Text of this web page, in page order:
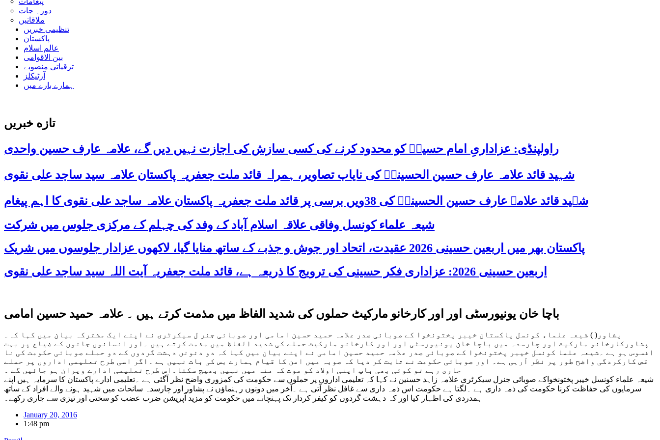
دورہ جات
ملاقاتیں
تنظیمی خبریں
پاکستان
عالم اسلام
بین الاقوامی
ترقیاتی منصوبے
آرٹیکلز
ہمارے بارے میں
تازه خبریں
راولپنڈی: عزاداریِ امام حسینؑ کو محدود کرنے کی کسی سازش کی اجازت نہیں دیں گے، علامہ عارف حسین واحدی
شہید قائد علامہ عارف حسین الحسینیؒ کی نایاب تصاویر، ہمراہ قائد ملت جعفریہ پاکستان علامہ سید ساجد علی نقوی
شہید قائد علامہ عارف حسین الحسینیؒ کی 38ویں برسی پر قائد ملت جعفریہ پاکستان علامہ ساجد علی نقوی کا اہم پیغام
شیعہ علماء کونسل وفاقی علاقہ اسلام آباد کے وفد کی چہلم کے مرکزی جلوس میں شرکت
پاکستان بھر میں اربعین حسینی 2026 عقیدت، اتحاد اور جوش و جذبے کے ساتھ منایا گیا، لاکھوں عزادار جلوسوں میں شریک
اربعین حسینی 2026: عزاداری فکر حسینی کی ترویج کا ذریعہ ہے، قائد ملت جعفریہ آیت اللہ سید ساجد علی نقوی
باچا خان یونیورسٹی اور اور کارخانو مارکیٹ حملوں کی شدید الفاظ میں مذمت کرتے ہیں ۔ علامہ حمید حسین امامی
پشاور( ) شیعہ علماء کونسل پاکستان خیبر پختونخوا کے صوبائی صدر علامہ حمید حسین امامی اور صوبائی جنر ل سیکرٹری نے اپنے ایک مشترکہ بیان میں کہا کہ۔
پشاورکارخانو مارکیٹ اور چارسدہ میں باچا خان یونیورسٹی اور اور کارخانو مارکیٹ حملے کی شدید الفاظ میں مذمت کرتے ہیں ۔اور انسانوں جانوں کے ضیاع پر بہت
افسوس ہو ہے ۔شیعہ علما کونسل خیبر پختونخوا کے صوبائی صدر علامہ حمید حسین امامی نے اپنے بیان میں کہا کہ دو دنونں دہشت گردوں کے دو حملے صوبائی حکومت کی نا
قص کارکردگی واضح طور پر نظر آرہی ہے۔ اور صوبائی حکومت نے ثابت کر دیا کہ صوبہ میں امن کا قیام ہمارے بس کی بات نہیں ہے ۔اگر اسی طرح تعلیمی اداروں پر حملے
جاری رہے تو کوئی بھی باپ اپنی اولاد کو موت کہ منہ میں نہیں بھیج سکتا۔اس طرح تعلیمی ادارے ویران ہو جائیں گے ۔
شیعہ علماء کونسل خیبر پختونخواکے صوبائی جنرل سیکرٹری علامہ زاہد حسنین نے کہا کہ تعلیمی اداروں پر حملوں سے حکومت کی کمزوری واضح نظر آگئی ہے ۔تعلیمی ادارے پاکستان کا سرمایہ ہیں اپنے
سرمایوں کی حفاظت کرنا حکومت کی ذمہ داری ہے ۔لگتا ہے حکومت اس ذمہ داری سے غافل نظر آتی ہے ۔آخر میں دونوں رہنماؤں نے پشاور اور چارسدہ سانحات میں شہید ہونے والے افراد کے ساتھ
ہمدردی کی اظہار کیا اور کہ دہشت گردوں کو کیفر کردار تک پہنچانے میں حکومت کو مزید آپریشن ضرب عضب کو سختی اور تیزی سے جاری رکھے۔
January 20, 2016
1:48 pm